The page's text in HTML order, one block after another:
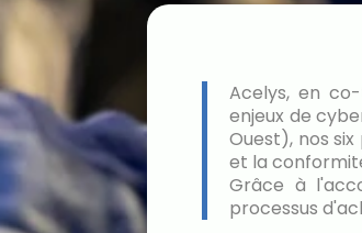
Acelys, en
enjeux de
Ouest), nos
et la
Grâce à
processus